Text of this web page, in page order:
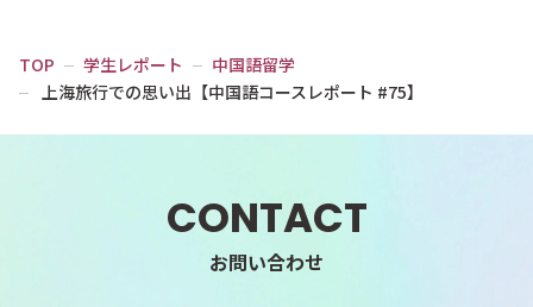
TOP 学生レポート
中国語留学
上海旅行での思い出【中国語コースレポート #75】
CONTACT
お問い合わせ